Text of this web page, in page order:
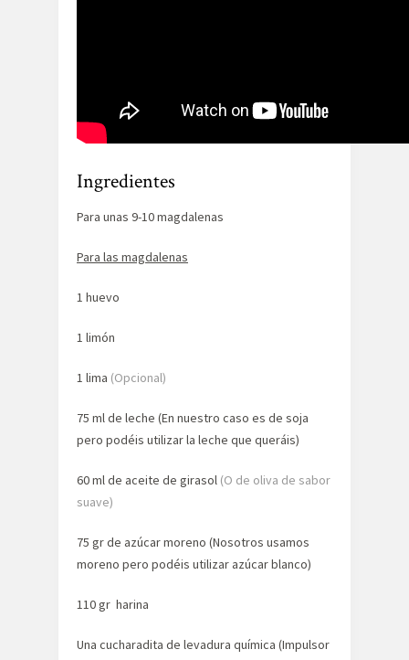
Ingredientes
Para unas 9-10 magdalenas
Para las magdalenas
1 huevo
1 limón
1 lima (Opcional)
75 ml de leche (En nuestro caso es de soja
pero podéis utilizar la leche que queráis)
60 ml de aceite de girasol (O de oliva de sabor
suave)
75 gr de azúcar moreno (Nosotros usamos
moreno pero podéis utilizar azúcar blanco)
110 gr harina
Una cucharadita de levadura química (Impulsor